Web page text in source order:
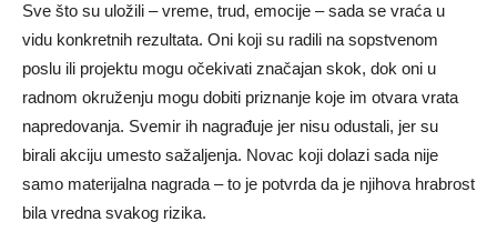
Sve što su uložili – vreme, trud, emocije – sada se vraća u
vidu konkretnih rezultata. Oni koji su radili na sopstvenom
poslu ili projektu mogu očekivati značajan skok, dok oni u
radnom okruženju mogu dobiti priznanje koje im otvara vrata
napredovanja. Svemir ih nagrađuje jer nisu odustali, jer su
birali akciju umesto sažaljenja. Novac koji dolazi sada nije
samo materijalna nagrada – to je potvrda da je njihova hrabrost
bila vredna svakog rizika.